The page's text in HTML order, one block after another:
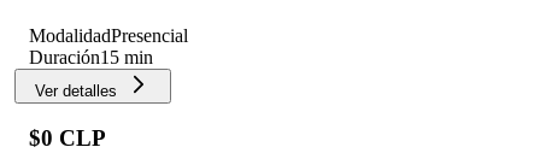
ModalidadPresencial
Duración15 min
Ver detalles
$0 CLP